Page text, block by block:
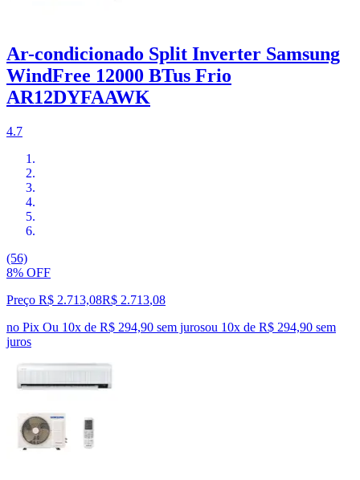
Ar-condicionado Split Inverter Samsung
WindFree 12000 BTus Frio
AR12DYFAAWK
4.7
(56)
8% OFF
Preço R$ 2.713,08R$ 2.713,08
no Pix Ou 10x de R$ 294,90 sem jurosou 10x de R$ 294,90 sem
juros